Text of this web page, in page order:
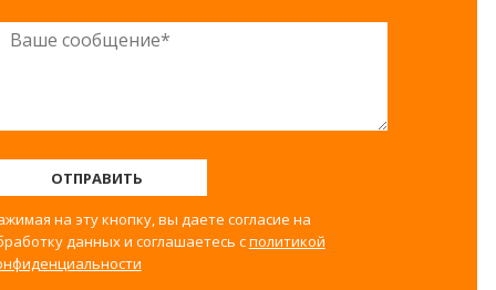
ОТПРАВИТЬ
на эту кнопку, вы даете согласие на
данных и соглашаетесь сполитикой